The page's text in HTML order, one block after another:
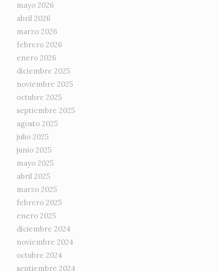
mayo 2026
abril 2026
marzo 2026
febrero 2026
enero 2026
diciembre 2025
noviembre 2025
octubre 2025
septiembre 2025
agosto 2025
julio 2025
junio 2025
mayo 2025
abril 2025
marzo 2025
febrero 2025
enero 2025
diciembre 2024
noviembre 2024
octubre 2024
septiembre 2024